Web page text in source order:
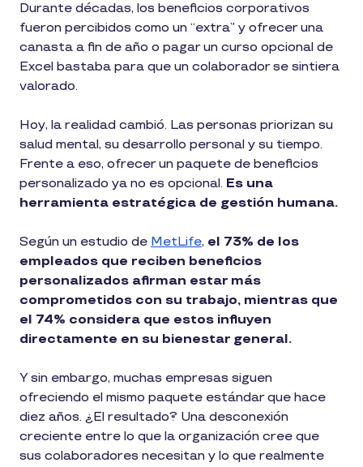
Durante décadas, los beneficios corporativos
fueron percibidos como un “extra” y ofrecer una
canasta a fin de año o pagar un curso opcional de
Excel bastaba para que un colaborador se sintiera
valorado.
Hoy, la realidad cambió. Las personas priorizan su
salud mental, su desarrollo personal y su tiempo.
Frente a eso, ofrecer un paquete de beneficios
personalizado ya no es opcional. Es una
herramienta estratégica de gestión humana.
Según un estudio de MetLife, el 73% de los
empleados que reciben beneficios
personalizados afirman estar más
comprometidos con su trabajo, mientras que
el 74% considera que estos influyen
directamente en su bienestar general.
Y sin embargo, muchas empresas siguen
ofreciendo el mismo paquete estándar que hace
diez años. ¿El resultado? Una desconexión
creciente entre lo que la organización cree que
sus colaboradores necesitan y lo que realmente